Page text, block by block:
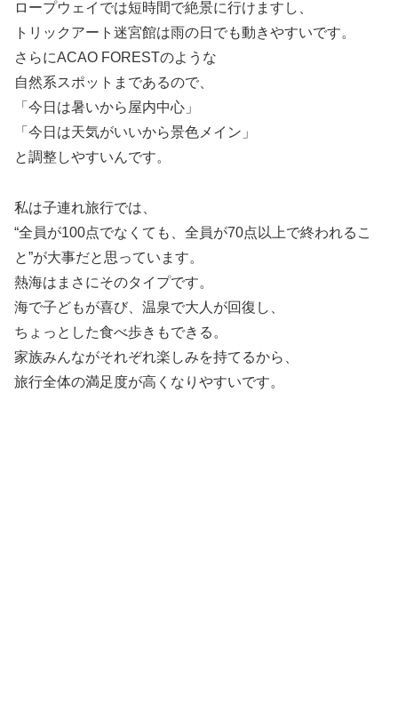
ロープウェイでは短時間で絶景に行けますし、
トリックアート迷宮館は雨の日でも動きやすいです。
さらにACAO FORESTのような
自然系スポットまであるので、
「今日は暑いから屋内中心」
「今日は天気がいいから景色メイン」
と調整しやすいんです。
私は子連れ旅行では、
“全員が100点でなくても、全員が70点以上で終われるこ
と”が大事だと思っています。
熱海はまさにそのタイプです。
海で子どもが喜び、温泉で大人が回復し、
ちょっとした食べ歩きもできる。
家族みんながそれぞれ楽しみを持てるから、
旅行全体の満足度が高くなりやすいです。